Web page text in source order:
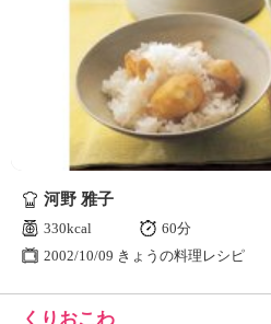
河野 雅子
330kcal
60分
2002/10/09 きょうの料理レシピ
くりおこわ